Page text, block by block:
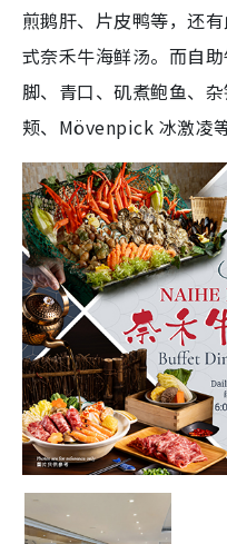
煎鹅肝、片皮鸭等，还
式奈禾牛海鲜汤。而自
脚、青口、矶煮鲍鱼、
颊、Mövenpick 冰激凌等